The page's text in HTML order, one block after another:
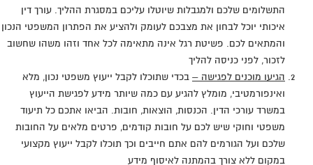
התשלומים שלכם ולמגבלות שיוטלו עליכם במסגרת ההליך. עורך דין
איכותי יוכל לבחון את מצבכם לעומק ולהציע את הפתרון המשפטי הנכון
והמתאים לכם. פשיטת רגל אינה מתאימה לכל אחד וזהו משהו שחשוב
לזכור, לפני כניסה להליך
הגיעו מוכנים לפגישה – בכדי שתוכלו לקבל ייעוץ משפטי נכון, מלא
ואינפורמטיבי, מומלץ להגיע עם כמה שיותר מידע לפגישת הייעוץ
במשרד עורכי הדין. הכנסות, הוצאות, חובות. הביאו אתכם כל תיעוד
משפטי וחוקי שיש לכם על חובות קודמים, פרטים מלאים על החובות
שלכם ועל הגורמים להם אתם חייבים וכך תוכלו לקבל ייעוץ מקצועי
במקום ללא צורך בהמתנה לאיסוף מידע